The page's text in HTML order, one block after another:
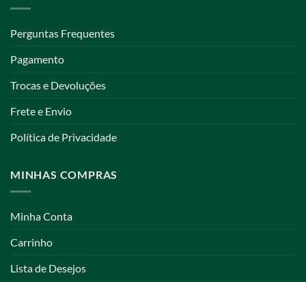
Perguntas Frequentes
Pagamento
Trocas e Devoluções
Frete e Envio
Política de Privacidade
MINHAS COMPRAS
Minha Conta
Carrinho
Lista de Desejos